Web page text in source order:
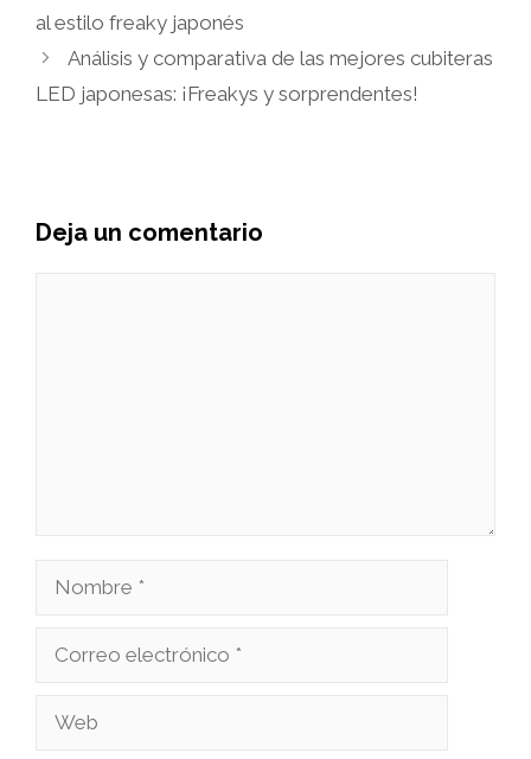
al estilo freaky japonés
Análisis y comparativa de las mejores cubiteras
LED japonesas: ¡Freakys y sorprendentes!
Deja un comentario
Nombre
Correo
Web